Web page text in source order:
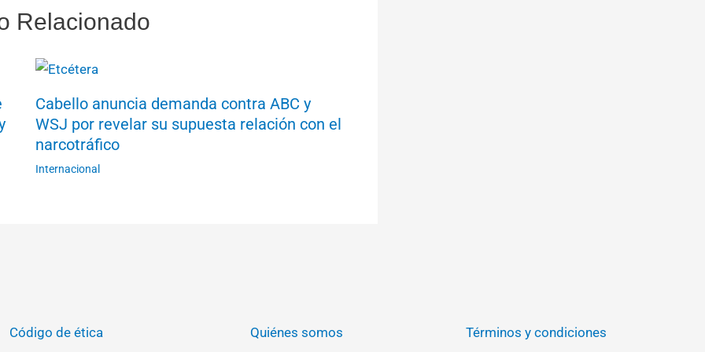
Relacionado
Cabello anuncia demanda contra ABC y
WSJ por revelar su supuesta relación con el
narcotráfico
Internacional
Código de ética Quiénes somos Términos y condiciones